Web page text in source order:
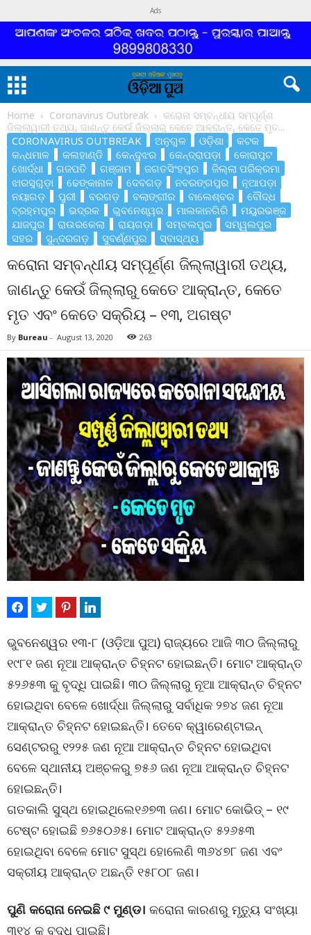
Ads
Home Coronavirus Outbreak
କରୋନା ସମ୍ବନ୍ଧୀୟ ସମ୍ପୂର୍ଣ୍ଣ
ଜିଲ୍ଲାୱାରୀ ତଥ୍ୟ, ଜାଣନ୍ତୁ କେଉଁ ଜିଲ୍ଲାରୁ କେତେ ଆକ୍ରାନ୍ତ, କେତେ ମୃତ...
CORONAVIRUS OUTBREAK ଅନୁଗୁଳ ଓଡ଼ିଶା
କଟକ
କନ୍ଧମାଳ
କଳାହାଣ୍ଡି କେନ୍ଦୁଝର କେନ୍ଦ୍ରାପଡ଼ା
କୋରାପୁଟ
ଖୋର୍ଦ୍ଧା
ଗଜପତି ଗଞ୍ଜାମ ଜଗତସିଂହପୁର
ଜିଲ୍ଲା ପରିକ୍ରମା
ଝାରସୁଗୁଡ଼ା
ଢେଙ୍କାନାଳ ଦେବଗଡ଼ ନବରଙ୍ଗପୁର
ନୂଆପଡ଼ା
ନୟାଗଡ଼
ପୁରୀ ବରଗଡ଼ ବଲାଙ୍ଗୀର ବାଲେଶ୍ବର
ବୌଦ୍ଧ
ବ୍ରହ୍ମପୁର
ଭଦ୍ରକ ଭୁବନେଶ୍ୱର ମାଲକାନଗିରି
ମୟୁରଭଞ୍ଜ
ଯାଜପୁର
ରାଉରକେଲା ରାୟଗଡ଼ା ସମ୍ବଲପୁର
ସମ୍ୱଲପୁର
ସହର
ସୁନ୍ଦରଗଡ଼ ସୁବର୍ଣ୍ଣପୁର ସ୍ବାସ୍ଥ୍ୟ
କରୋନା ସମ୍ବନ୍ଧୀୟ ସମ୍ପୂର୍ଣ୍ଣ ଜିଲ୍ଲାୱାରୀ ତଥ୍ୟ,
ଜାଣନ୍ତୁ କେଉଁ ଜିଲ୍ଲାରୁ କେତେ ଆକ୍ରାନ୍ତ, କେତେ
ମୃତ ଏବଂ କେତେ ସକ୍ରିୟ – ୧୩, ଅଗଷ୍ଟ
By Bureau - August 13, 2020 263
ଭୁବନେଶ୍ୱର ୧୩-୮ (ଓଡ଼ିଆ ପୁଅ) ରାଜ୍ୟରେ ଆଜି ୩୦ ଜିଲ୍ଲାରୁ
୧୯୮୧ ଜଣ ନୂଆ ଆକ୍ରାନ୍ତ ଚିହ୍ନଟ ହୋଇଛନ୍ତି। ମୋଟ ଆକ୍ରାନ୍ତ
୫୨୬୫୩ କୁ ବୃଦ୍ଧି ପାଇଛି। ୩୦ ଜିଲ୍ଲାରୁ ନୂଆ ଆକ୍ରାନ୍ତ ଚିହ୍ନଟ
ହୋଇଥିବା ବେଳେ ଖୋର୍ଦ୍ଧା ଜିଲ୍ଲାରୁ ସର୍ବାଧିକ ୨୭୪ ଜଣ ନୂଆ
ଆକ୍ରାନ୍ତ ଚିହ୍ନଟ ହୋଇଛନ୍ତି। ତେବେ କ୍ୱାରେଣ୍ଟାଇନ୍
ସେଣ୍ଟରରୁ ୧୨୨୫ ଜଣ ନୂଆ ଆକ୍ରାନ୍ତ ଚିହ୍ନଟ ହୋଇଥିବା
ବେଳେ ସ୍ଥାନୀୟ ଅଞ୍ଚଳରୁ ୭୫୬ ଜଣ ନୂଆ ଆକ୍ରାନ୍ତ ଚିହ୍ନଟ
ହୋଇଛନ୍ତି।
ଗତକାଲି ସୁସ୍ଥ ହୋଇଥିଲେ୧୬୭୩ ଜଣ। ମୋଟ କୋଭିଡ୍ – ୧୯
ଟେଷ୍ଟ ହୋଇଛି ୭୬୫୦୬୫। ମୋଟ ଆକ୍ରାନ୍ତ ୫୨୬୫୩
ହୋଇଥିବା ବେଳେ ମୋଟ ସୁସ୍ଥ ହୋଲେଣି ୩୬୪୭୮ ଜଣ ଏବଂ
ସକ୍ରୀୟ ଆକ୍ରାନ୍ତ ଅଛନ୍ତି ୧୫୮୦୮ ଜଣ।
ପୁଣି କରୋନା ନେଇଛି ୯ ମୁଣ୍ଡ। କରୋନା କାରଣରୁ ମୃତ୍ୟୁ ସଂଖ୍ୟା
୩୧୪ କୁ ବୃଦ୍ଧି ପାଇଛି।